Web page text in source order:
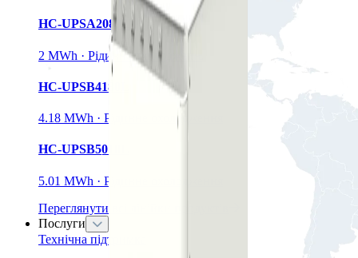
HC-UPSA2089L
2 MWh · Рідинне охолодження
HC-UPSB4180L
4.18 MWh · Рідинне охолодження
HC-UPSB5010L
5.01 MWh · Рідинне охолодження
Переглянути всі лінійки продуктів
Послуги
Технічна підтримка